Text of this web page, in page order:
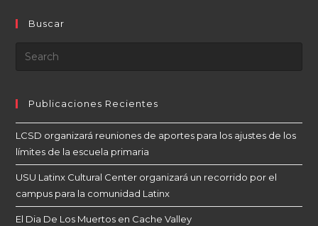
Buscar
Publicaciones Recientes
LCSD organizará reuniones de aportes para los ajustes de los
límites de la escuela primaria
USU Latinx Cultural Center organizará un recorrido por el
campus para la comunidad Latinx
El Dia De Los Muertos en Cache Valley